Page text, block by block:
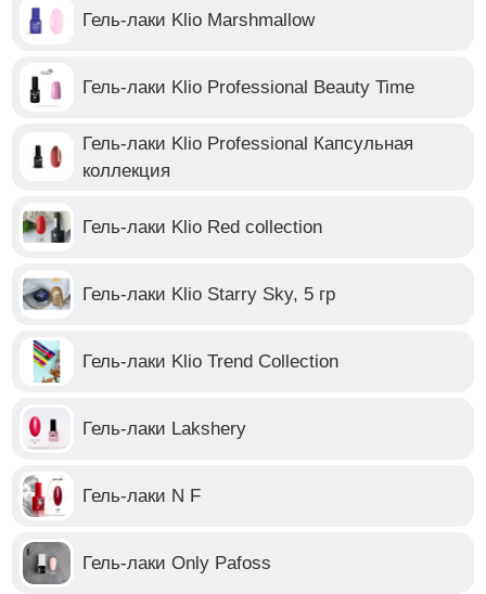
Гель-лаки Klio Marshmallow
Гель-лаки Klio Professional Beauty Time
Гель-лаки Klio Professional Капсульная
коллекция
Гель-лаки Klio Red collection
Гель-лаки Klio Starry Sky, 5 гр
Гель-лаки Klio Trend Collection
Гель-лаки Lakshery
Гель-лаки N F
Гель-лаки Only Pafoss